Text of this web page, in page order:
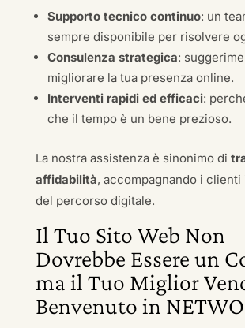
Supporto tecnico continuo: un
sempre disponibile per risolvere
Consulenza strategica:
migliorare la tua presenza online.
Interventi rapidi ed efficaci:
che il tempo è un bene prezioso.
La nostra assistenza è sinonimo di
affidabilità, accompagnando i clienti
del percorso digitale.
Il Tuo Sito Web Non
Dovrebbe Essere un
ma il Tuo Miglior
Benvenuto in